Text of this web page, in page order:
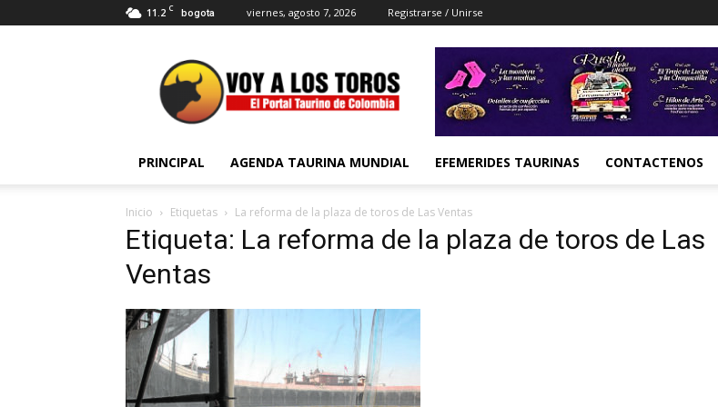
11.2 C bogota viernes, agosto 7, 2026 Registrarse / Unirse
Voy
a
Los
Toros
PRINCIPAL AGENDA TAURINA MUNDIAL EFEMERIDES TAURINAS CONTACTENOS
Inicio Etiquetas La reforma de la plaza de toros de Las Ventas
Etiqueta: La reforma de la plaza de toros de Las
Ventas